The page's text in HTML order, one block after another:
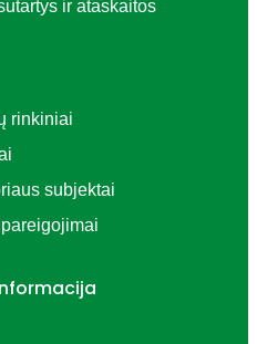
ir ataskaitos
rinkiniai
subjektai